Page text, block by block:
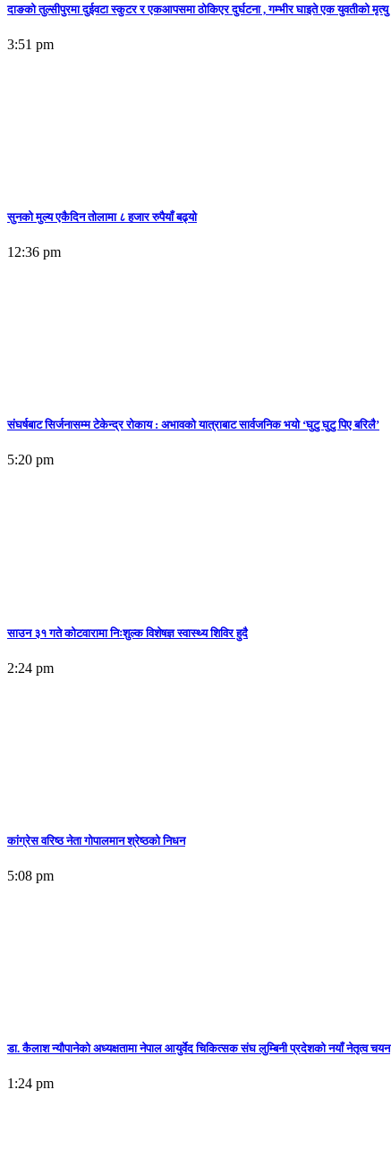
दाङको तुल्सीपुरमा दुईवटा स्कुटर र एकआपसमा ठोकिएर दुर्घटना , गम्भीर घाइते एक युवतीको मृत्यु
3:51 pm
सुनकाे मुल्य एकैदिन तोलामा ८ हजार रुपैयाँ बढ्यो
12:36 pm
संघर्षबाट सिर्जनासम्म टेकेन्द्र रोकाय : अभावको यात्राबाट सार्वजनिक भयो ‘घुटु घुटु पिए बरिलै’
5:20 pm
साउन ३१ गते कोटवारामा निःशुल्क विशेषज्ञ स्वास्थ्य शिविर हुदै
2:24 pm
कांग्रेस वरिष्ठ नेता गोपालमान श्रेष्ठको निधन
5:08 pm
डा. कैलाश न्यौपानेको अध्यक्षतामा नेपाल आयुर्वेद चिकित्सक संघ लुम्बिनी प्रदेशको नयाँ नेतृत्व चयन
1:24 pm